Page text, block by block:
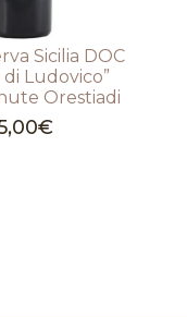
Sicilia DOC
di Ludovico”
Orestiadi
€